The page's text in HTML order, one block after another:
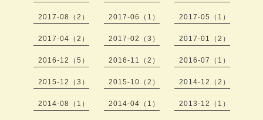
2017-08（2） 2017-06（1） 2017-05（1）
2017-04（2） 2017-02（3） 2017-01（2）
2016-12（5） 2016-11（2） 2016-07（1）
2015-12（3） 2015-10（2） 2014-12（2）
2014-08（1） 2014-04（1） 2013-12（1）